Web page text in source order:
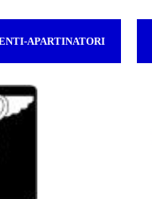
APARTINATORI